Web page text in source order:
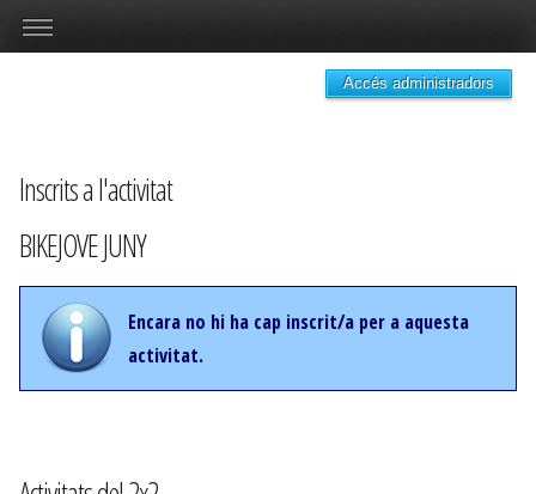
Accés administradors
Inscrits a l'activitat
BIKEJOVE JUNY
Encara no hi ha cap inscrit/a per a aquesta
activitat.